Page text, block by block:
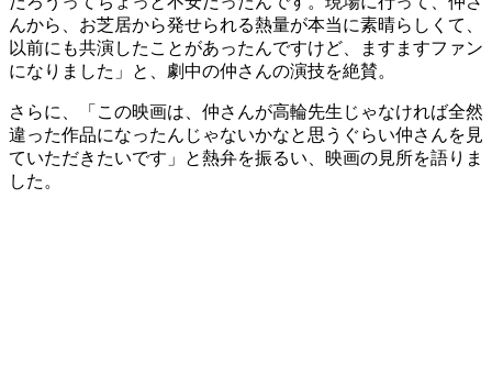
んから、お芝居から発せられる熱量が本当に素晴らしくて、
以前にも共演したことがあったんですけど、ますますファン
になりました」と、劇中の仲さんの演技を絶賛。
さらに、「この映画は、仲さんが高輪先生じゃなければ全然
違った作品になったんじゃないかなと思うぐらい仲さんを見
ていただきたいです」と熱弁を振るい、映画の見所を語りま
した。